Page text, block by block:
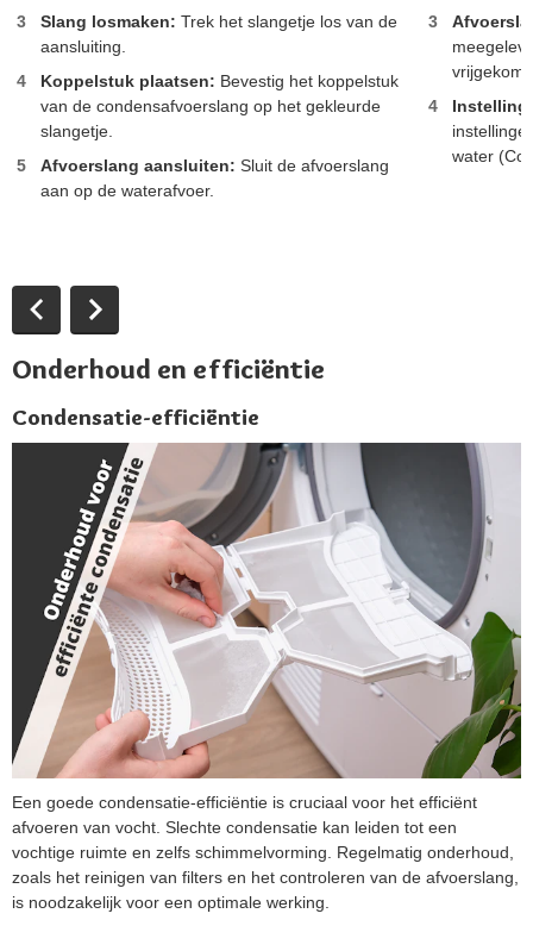
Slang losmaken: Trek het slangetje los van de
aansluiting.
Koppelstuk plaatsen: Bevestig het koppelstuk
van de condensafvoerslang op het gekleurde
slangetje.
Afvoerslang aansluiten: Sluit de afvoerslang
aan op de waterafvoer​​.
water
Onderhoud en efficiëntie
Condensatie-efficiëntie
Een goede condensatie-efficiëntie is cruciaal voor het efficiënt
afvoeren van vocht. Slechte condensatie kan leiden tot een
vochtige ruimte en zelfs schimmelvorming. Regelmatig onderhoud,
zoals het reinigen van filters en het controleren van de afvoerslang,
is noodzakelijk voor een optimale werking​​.